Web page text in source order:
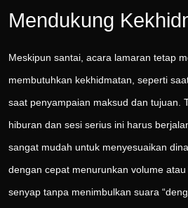
Mendukung
Meskipun santai, acara lamaran tetap
membutuhkan kekhidmatan, seperti
saat penyampaian maksud dan tujuan.
hiburan dan sesi serius ini harus
sangat mudah untuk menyesuaikan
dengan cepat menurunkan volume
senyap tanpa menimbulkan suara